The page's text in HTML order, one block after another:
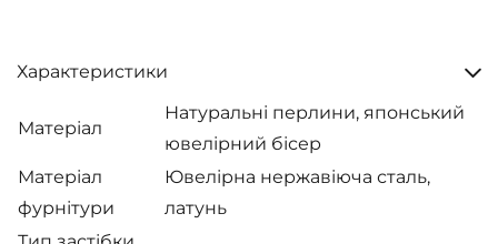
Характеристики
Матеріал
Натуральні перлини, японський
ювелірний бісер
Матеріал
фурнітури
Ювелірна нержавіюча сталь,
латунь